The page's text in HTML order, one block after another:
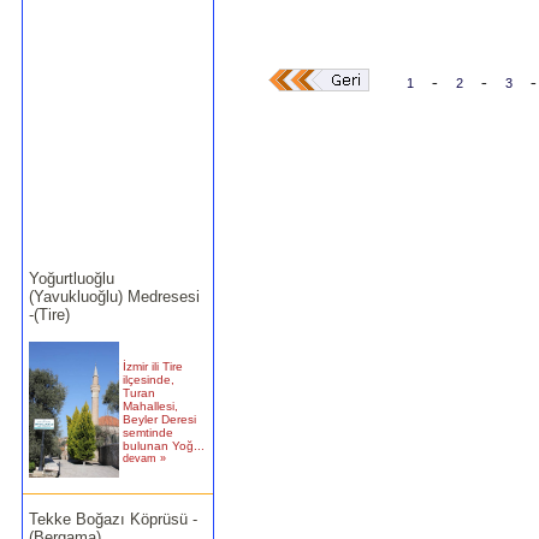
(Yavukluoğlu) Medresesi
-(Tire)
ilçesinde,
Turan
Mahallesi,
Beyler Deresi
semtinde
bulunan Yoğ...
devam »
Tekke Boğazı Köprüsü -
(Bergama)
1 - 2 - 3 -